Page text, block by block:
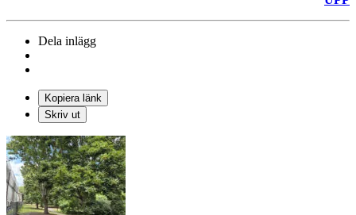
Dela inlägg
Kopiera länk
Skriv ut